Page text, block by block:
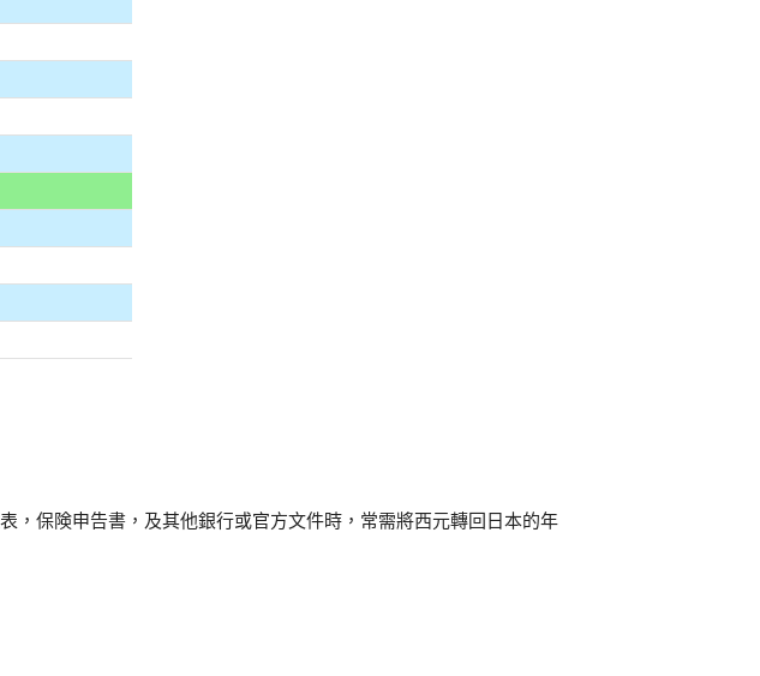
，保険申告書，及其他銀行或官方文件時，常需將西元轉回日本的年